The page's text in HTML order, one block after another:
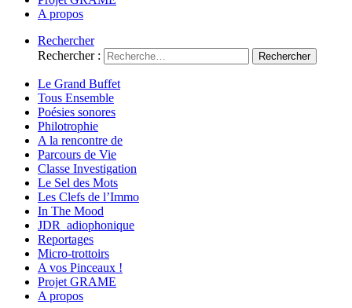
A propos
Rechercher
Rechercher :
Le Grand Buffet
Tous Ensemble
Poésies sonores
Philotrophie
A la rencontre de
Parcours de Vie
Classe Investigation
Le Sel des Mots
Les Clefs de l’Immo
In The Mood
JDR_adiophonique
Reportages
Micro-trottoirs
A vos Pinceaux !
Projet GRAME
A propos